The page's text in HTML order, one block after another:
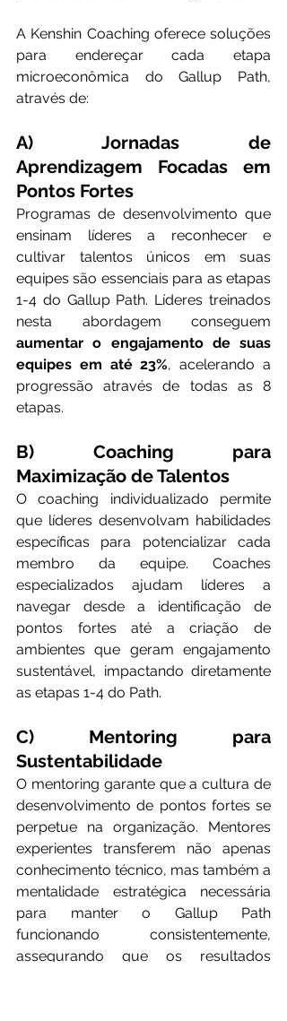
A Kenshin Coaching oferece soluções
para endereçar cada etapa
microeconômica do Gallup Path,
através de:
A) Jornadas de
Aprendizagem Focadas em
Pontos Fortes
Programas de desenvolvimento que
ensinam líderes a reconhecer e
cultivar talentos únicos em suas
equipes são essenciais para as etapas
1-4 do Gallup Path. Líderes treinados
aumentar o engajamento de suas
equipes em até 23%, acelerando a
progressão através de todas as 8
etapas.
B) Coaching para
Maximização de Talentos
O coaching individualizado permite
que líderes desenvolvam habilidades
específicas para potencializar cada
membro da equipe. Coaches
especializados ajudam líderes a
navegar desde a identificação de
pontos fortes até a criação de
ambientes que geram engajamento
sustentável, impactando diretamente
as etapas 1-4 do Path.
C) Mentoring para
Sustentabilidade
O mentoring garante que a cultura de
desenvolvimento de pontos fortes se
perpetue na organização. Mentores
experientes transferem não apenas
conhecimento técnico, mas também a
mentalidade estratégica necessária
para manter o Gallup Path
funcionando consistentemente,
assegurando que os resultados